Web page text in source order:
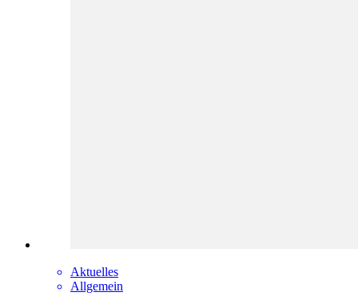
Aktuelles
Allgemein